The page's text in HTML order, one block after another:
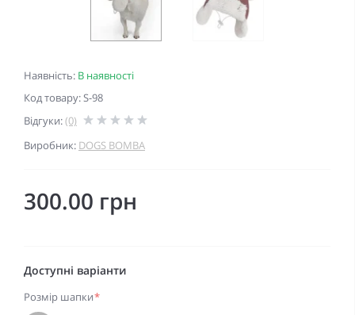
Наявність: В наявності
Код товару: S-98
Відгуки:(0)
Виробник: DOGS BOMBA
300.00 грн
Доступні варіанти
Розмір шапки*